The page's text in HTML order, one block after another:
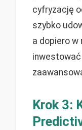
cyfryzację
szybko
a dopiero
Krok 3: